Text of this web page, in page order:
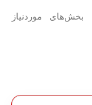
بخش‌های موردنیاز